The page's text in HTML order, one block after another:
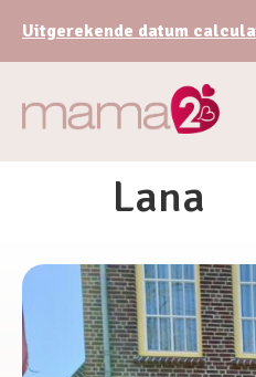
Uitgerekende datum
Lana